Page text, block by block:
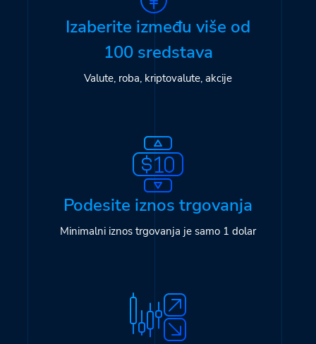
Izaberite između više od
100 sredstava
Valute, roba, kriptovalute, akcije
Podesite iznos trgovanja
Minimalni iznos trgovanja je samo 1 dolar